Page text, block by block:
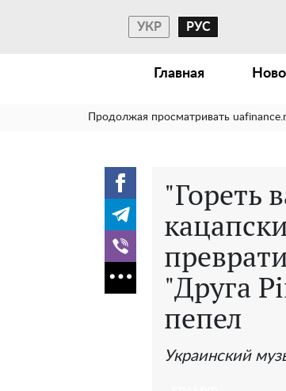
УКР РУС
Главная
Продолжая просматривать
"Гореть
"Друга
пепел
Украинский